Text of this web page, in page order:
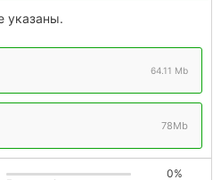
указаны.
64.11 Mb
78Mb
0%